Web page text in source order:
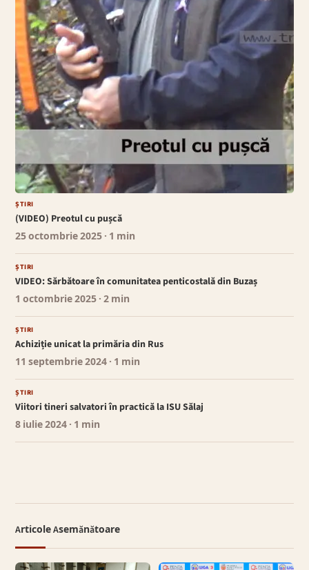
ȘTIRI
(VIDEO) Preotul cu pușcă
25 octombrie 2025 · 1 min
ȘTIRI
VIDEO: Sărbătoare în comunitatea penticostală din Buzaș
1 octombrie 2025 · 2 min
ȘTIRI
Achiziție unicat la primăria din Rus
11 septembrie 2024 · 1 min
ȘTIRI
Viitori tineri salvatori în practică la ISU Sălaj
8 iulie 2024 · 1 min
Articole Asemănătoare